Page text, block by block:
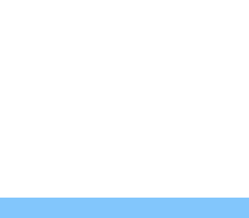
kullanarak tarafımıza iletebilirsiniz.